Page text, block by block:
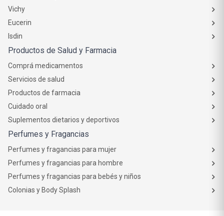
Vichy
Eucerin
Isdin
Productos de Salud y Farmacia
Comprá medicamentos
Servicios de salud
Productos de farmacia
Cuidado oral
Suplementos dietarios y deportivos
Perfumes y Fragancias
Perfumes y fragancias para mujer
Perfumes y fragancias para hombre
Perfumes y fragancias para bebés y niños
Colonias y Body Splash